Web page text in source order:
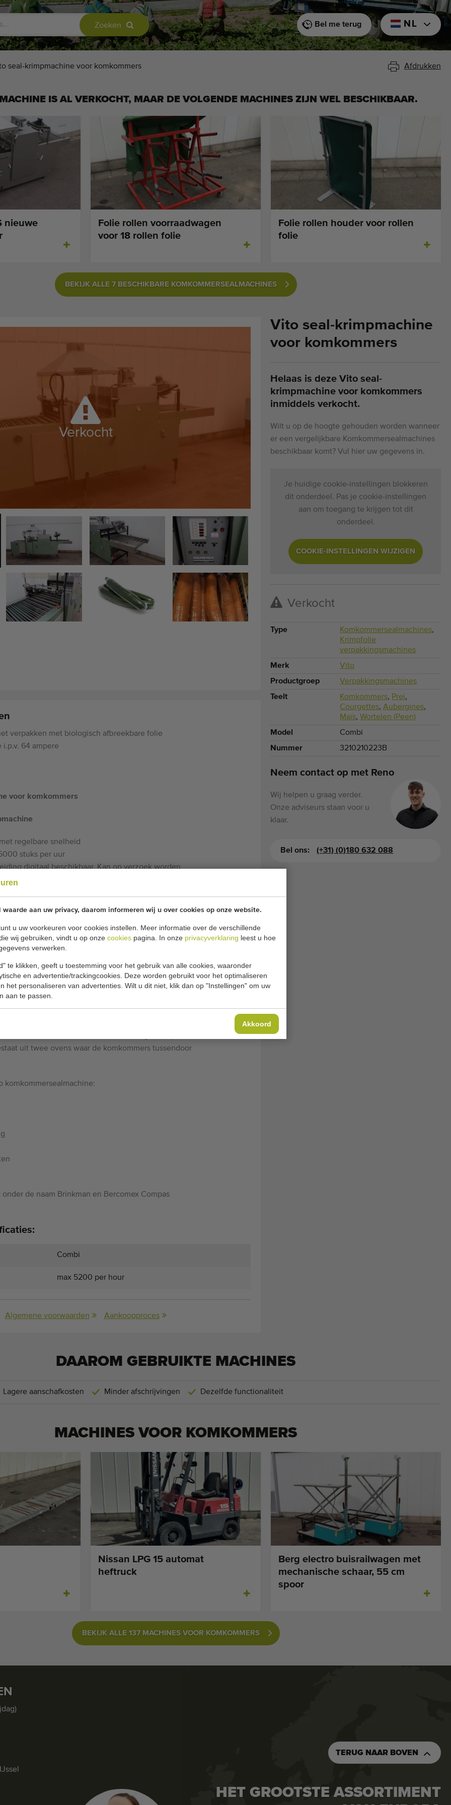
waarde aan uw privacy, daarom informeren wij u over cookies op onze website.
u uw voorkeuren voor cookies instellen. Meer informatie over de verschillende
wij gebruiken, vindt u op onze cookies pagina. In onze privacyverklaring leest u hoe
verwerken.
te klikken, geeft u toestemming voor het gebruik van alle cookies, waaronder
en advertentie/trackingcookies. Deze worden gebruikt voor het optimaliseren
het personaliseren van advertenties. Wilt u dit niet, klik dan op "Instellingen" om uw
aan te passen.
Akkoord
Zoeken NL
Bel me terug
seal-krimpmachine voor komkommers Afdrukken
IS AL VERKOCHT, MAAR DE VOLGENDE MACHINES ZIJN WEL BESCHIKBAAR.
nieuwe
Folie rollen voorraadwagen
voor 18 rollen folie
Folie rollen houder voor rollen
folie
BEKIJK ALLE 7 BESCHIKBARE KOMKOMMERSEALMACHINES
Verkocht
verpakken met biologisch afbreekbare folie
i.p.v. 64 ampere
voor komkommers
regelbare snelheid
stuks per uur
digitaal beschikbaar. Kan op verzoek worden
voorkomen, zodat de houdbaarheid wordt
een seal en een krimpeenheid.
is instelbaar.
het opleggedeelte van de machine op de ketting in
Voor de sealbalk wordt de bovenste laag folie op
de sealbalk de folie aan elkaar smelt. Vervolgens
de ketting naar de oven getransporteerd.
de folie strak om de komkommer heen gekrompen.
uit twee ovens waar de komkommers tussendoor
komkommersealmachine:
de naam Brinkman en Bercomex Compas
Combi
max 5200 per hour
Algemene voorwaarden Aankoopproces
Vito seal-krimpmachine
voor komkommers
Helaas is deze Vito seal-
krimpmachine voor komkommers
inmiddels verkocht.
Wilt u op de hoogte gehouden worden wanneer
er een vergelijkbare Komkommersealmachines
beschikbaar komt? Vul hier uw gegevens in.
Je huidige cookie-instellingen blokkeren
dit onderdeel. Pas je cookie-instellingen
aan om toegang te krijgen tot dit
onderdeel.
COOKIE-INSTELLINGEN WIJZIGEN
Verkocht
Type Komkommersealmachines,
Krimpfolie
verpakkingsmachines
Merk
Vito
Productgroep
Verpakkingsmachines
Teelt
Komkommers, Prei,
Courgettes,Aubergines,
Maïs,Wortelen (Peen)
Model
Combi
Nummer
3210210223B
Neem contact op met Reno
Wij helpen u graag verder.
Onze adviseurs staan voor u
klaar.
Bel ons: (+31) (0)180 632 088
DAAROM GEBRUIKTE MACHINES
Lagere aanschafkosten Minder afschrijvingen Dezelfde functionaliteit
MACHINES VOOR KOMKOMMERS
Nissan LPG 15 automat
heftruck
Berg electro buisrailwagen met
mechanische schaar, 55 cm
spoor
BEKIJK ALLE 137 MACHINES VOOR KOMKOMMERS
TERUG NAAR BOVEN
HET GROOTSTE ASSORTIMENT